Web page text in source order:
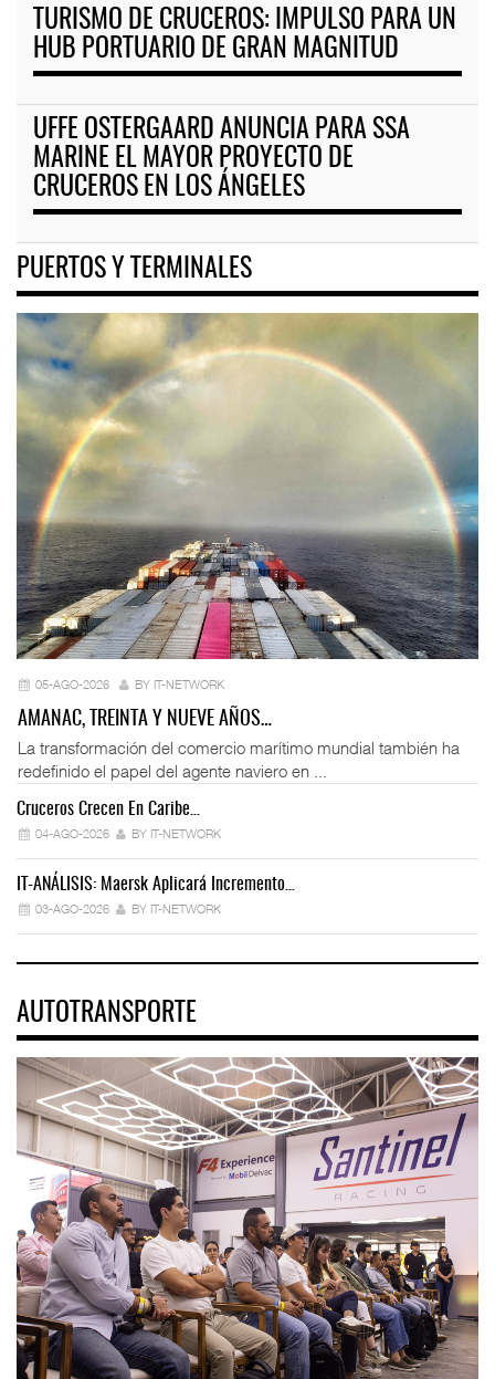
TURISMO DE CRUCEROS: IMPULSO PARA UN
HUB PORTUARIO DE GRAN MAGNITUD
UFFE OSTERGAARD ANUNCIA PARA SSA
MARINE EL MAYOR PROYECTO DE
CRUCEROS EN LOS ÁNGELES
PUERTOS Y TERMINALES
05-AGO-2026 BY IT-NETWORK
AMANAC, TREINTA Y NUEVE AÑOS…
La transformación del comercio marítimo mundial también ha
redefinido el papel del agente naviero en ...
Cruceros Crecen En Caribe…
04-AGO-2026 BY IT-NETWORK
IT-ANÁLISIS: Maersk Aplicará Incremento…
03-AGO-2026 BY IT-NETWORK
AUTOTRANSPORTE